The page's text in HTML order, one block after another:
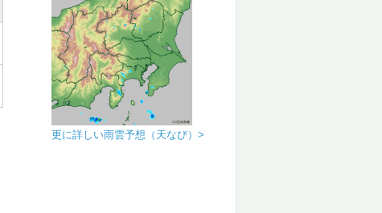
更に詳しい雨雲予想（天なび）>